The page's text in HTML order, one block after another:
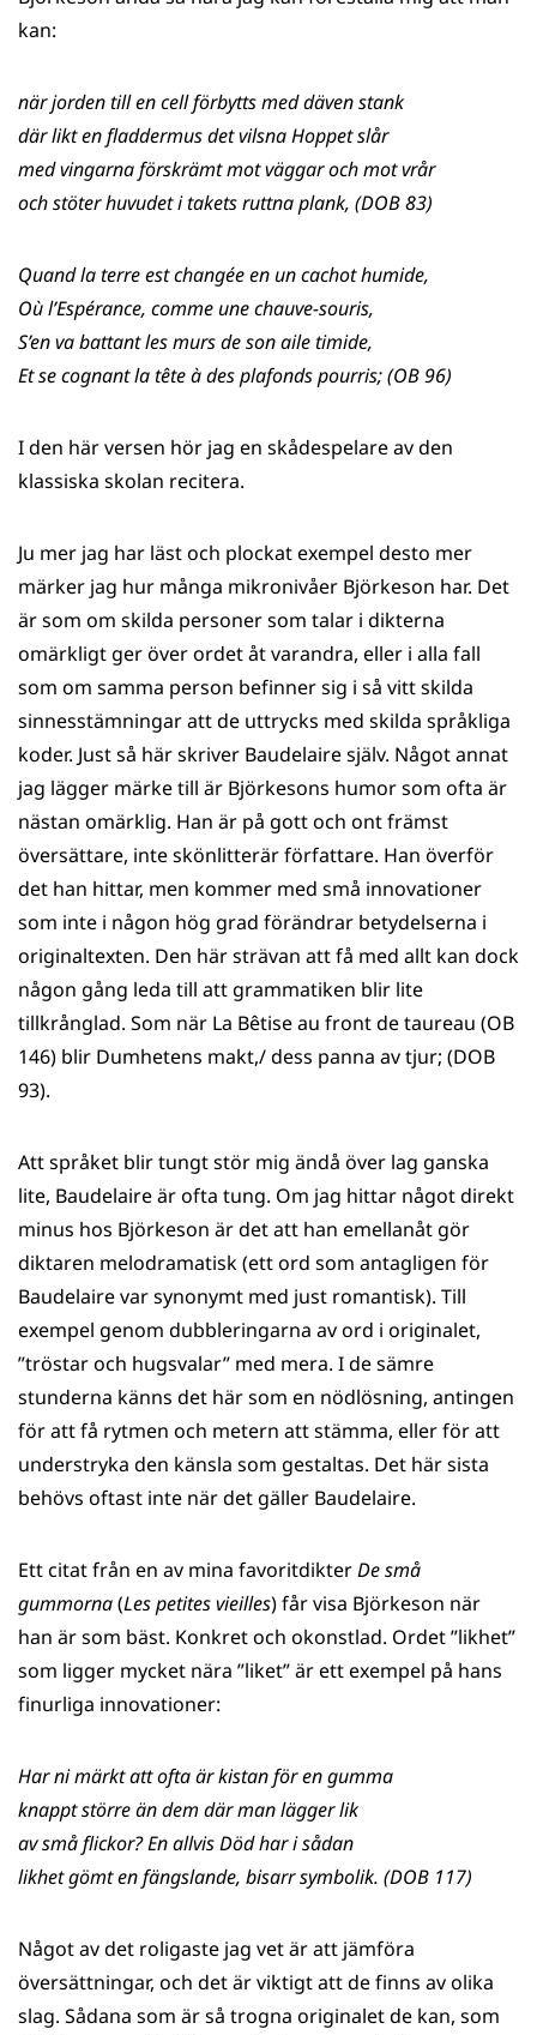
kan:
när jorden till en cell förbytts med däven stank
där likt en fladdermus det vilsna Hoppet slår
med vingarna förskrämt mot väggar och mot vrår
och stöter huvudet i takets ruttna plank, (DOB 83)
Quand la terre est changée en un cachot humide,
Où l’Espérance, comme une chauve-souris,
S’en va battant les murs de son aile timide,
Et se cognant la tête à des plafonds pourris; (OB 96)
I den här versen hör jag en skådespelare av den
klassiska skolan recitera.
Ju mer jag har läst och plockat exempel desto mer
märker jag hur många mikronivåer Björkeson har. Det
är som om skilda personer som talar i dikterna
omärkligt ger över ordet åt varandra, eller i alla fall
som om samma person befinner sig i så vitt skilda
sinnesstämningar att de uttrycks med skilda språkliga
koder. Just så här skriver Baudelaire själv. Något annat
jag lägger märke till är Björkesons humor som ofta är
nästan omärklig. Han är på gott och ont främst
översättare, inte skönlitterär författare. Han överför
det han hittar, men kommer med små innovationer
som inte i någon hög grad förändrar betydelserna i
originaltexten. Den här strävan att få med allt kan dock
någon gång leda till att grammatiken blir lite
tillkrånglad. Som när La Bêtise au front de taureau (OB
146) blir Dumhetens makt,/ dess panna av tjur; (DOB
93).
Att språket blir tungt stör mig ändå över lag ganska
lite, Baudelaire är ofta tung. Om jag hittar något direkt
minus hos Björkeson är det att han emellanåt gör
diktaren melodramatisk (ett ord som antagligen för
Baudelaire var synonymt med just romantisk). Till
exempel genom dubbleringarna av ord i originalet,
”tröstar och hugsvalar” med mera. I de sämre
stunderna känns det här som en nödlösning, antingen
för att få rytmen och metern att stämma, eller för att
understryka den känsla som gestaltas. Det här sista
behövs oftast inte när det gäller Baudelaire.
Ett citat från en av mina favoritdikterDe små
gummorna(Les petites vieilles) får visa Björkeson när
han är som bäst. Konkret och okonstlad. Ordet ”likhet”
som ligger mycket nära ”liket” är ett exempel på hans
finurliga innovationer:
Har ni märkt att ofta är kistan för en gumma
knappt större än dem där man lägger lik
av små flickor? En allvis Död har i sådan
likhet gömt en fängslande, bisarr symbolik. (DOB 117)
Något av det roligaste jag vet är att jämföra
översättningar, och det är viktigt att de finns av olika
slag. Sådana som är så trogna originalet de kan, som